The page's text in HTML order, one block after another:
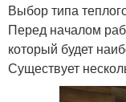
Выбор типа
Перед началом
который будет
Существует